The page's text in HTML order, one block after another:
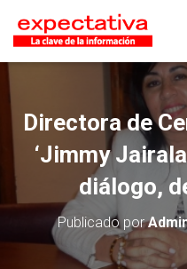
Directora de
‘Jimmy
diálogo,
Publicado por